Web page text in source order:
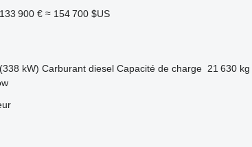
133 900 € ≈ 154 700 $US
kW) Carburant diesel Capacité de charge 21 630 kg